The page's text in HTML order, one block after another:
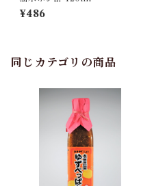
¥486
同じカテゴリの商品